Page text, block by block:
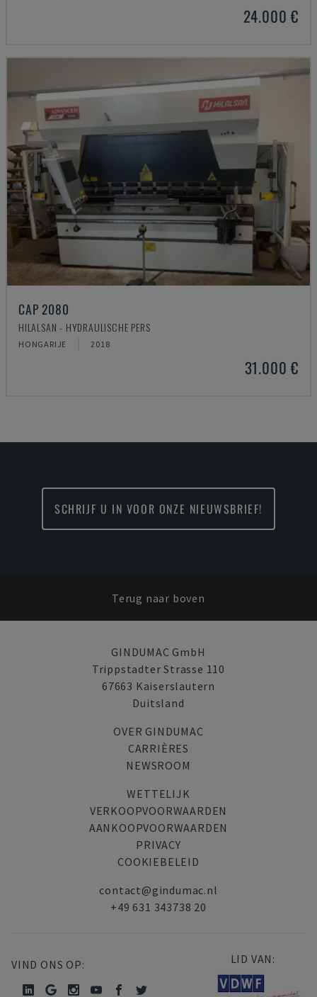
24.000 €
CAP 2080
HILALSAN - HYDRAULISCHE PERS
HONGARIJE 2018
31.000 €
SCHRIJF U IN VOOR ONZE NIEUWSBRIEF!
Terug naar boven
GINDUMAC GmbH
Trippstadter Strasse 110
67663 Kaiserslautern
Duitsland
OVER GINDUMAC
CARRIÈRES
NEWSROOM
WETTELIJK
VERKOOPVOORWAARDEN
AANKOOPVOORWAARDEN
PRIVACY
COOKIEBELEID
contact@gindumac.nl
+49 631 343738 20
VIND ONS OP: LID VAN: